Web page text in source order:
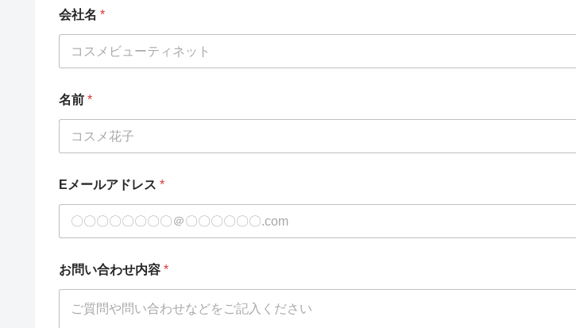
会社名 *
名前 *
Eメールアドレス *
お問い合わせ内容 *